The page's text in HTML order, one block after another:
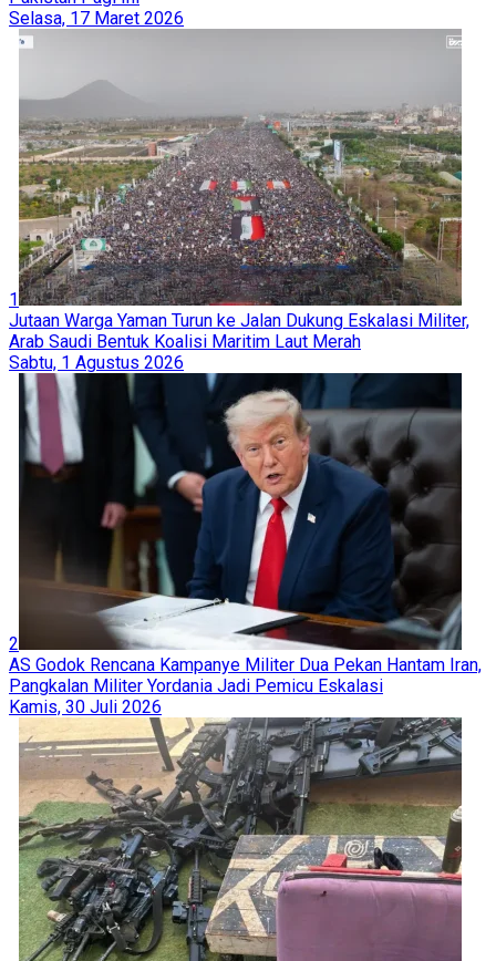
Selasa, 17 Maret 2026
1
Jutaan Warga Yaman Turun ke Jalan Dukung Eskalasi Militer,
Arab Saudi Bentuk Koalisi Maritim Laut Merah
Sabtu, 1 Agustus 2026
2
AS Godok Rencana Kampanye Militer Dua Pekan Hantam Iran,
Pangkalan Militer Yordania Jadi Pemicu Eskalasi
Kamis, 30 Juli 2026